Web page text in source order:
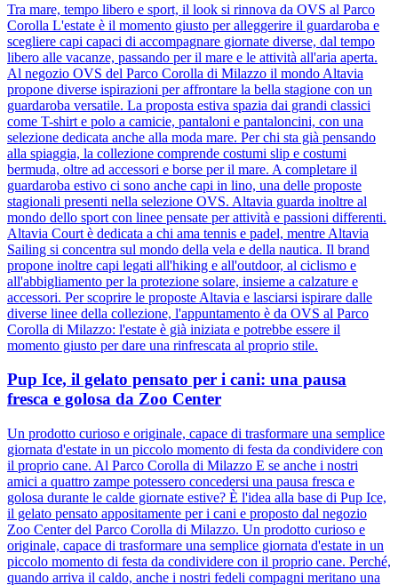
Tra mare, tempo libero e sport, il look si rinnova da OVS al Parco
Corolla L'estate è il momento giusto per alleggerire il guardaroba e
scegliere capi capaci di accompagnare giornate diverse, dal tempo
libero alle vacanze, passando per il mare e le attività all'aria aperta.
Al negozio OVS del Parco Corolla di Milazzo il mondo Altavia
propone diverse ispirazioni per affrontare la bella stagione con un
guardaroba versatile. La proposta estiva spazia dai grandi classici
come T-shirt e polo a camicie, pantaloni e pantaloncini, con una
selezione dedicata anche alla moda mare. Per chi sta già pensando
alla spiaggia, la collezione comprende costumi slip e costumi
bermuda, oltre ad accessori e borse per il mare. A completare il
guardaroba estivo ci sono anche capi in lino, una delle proposte
stagionali presenti nella selezione OVS. Altavia guarda inoltre al
mondo dello sport con linee pensate per attività e passioni differenti.
Altavia Court è dedicata a chi ama tennis e padel, mentre Altavia
Sailing si concentra sul mondo della vela e della nautica. Il brand
propone inoltre capi legati all'hiking e all'outdoor, al ciclismo e
all'abbigliamento per la protezione solare, insieme a calzature e
accessori. Per scoprire le proposte Altavia e lasciarsi ispirare dalle
diverse linee della collezione, l'appuntamento è da OVS al Parco
Corolla di Milazzo: l'estate è già iniziata e potrebbe essere il
momento giusto per dare una rinfrescata al proprio stile.
Pup Ice, il gelato pensato per i cani: una pausa
fresca e golosa da Zoo Center
Un prodotto curioso e originale, capace di trasformare una semplice
giornata d'estate in un piccolo momento di festa da condividere con
il proprio cane. Al Parco Corolla di Milazzo E se anche i nostri
amici a quattro zampe potessero concedersi una pausa fresca e
golosa durante le calde giornate estive? È l'idea alla base di Pup Ice,
il gelato pensato appositamente per i cani e proposto dal negozio
Zoo Center del Parco Corolla di Milazzo. Un prodotto curioso e
originale, capace di trasformare una semplice giornata d'estate in un
piccolo momento di festa da condividere con il proprio cane. Perché,
quando arriva il caldo, anche i nostri fedeli compagni meritano una